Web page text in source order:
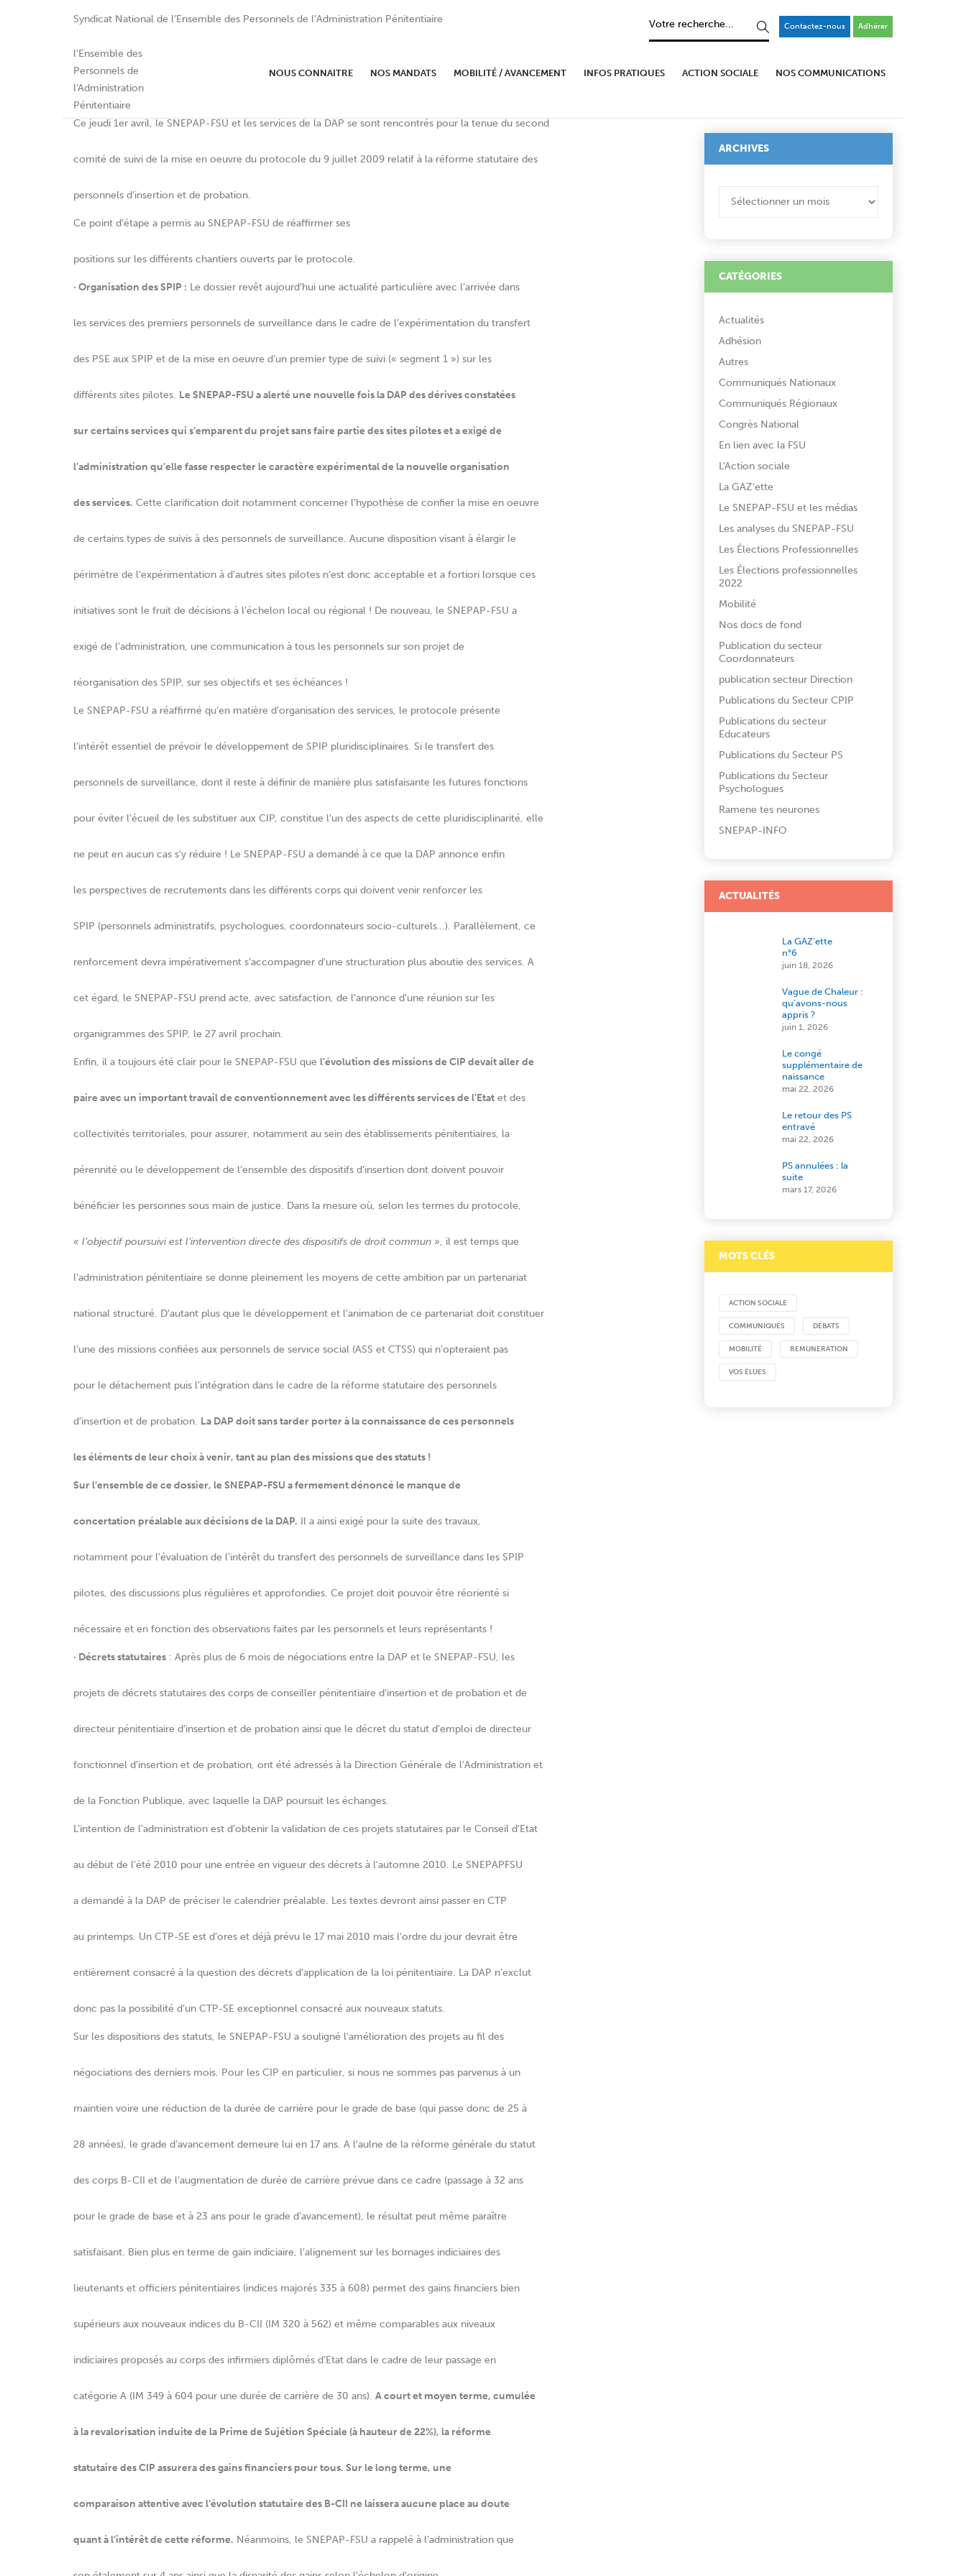
Syndicat National de l’Ensemble des Personnels de l’Administration Pénitentiaire
Contactez-nous Adhérer
NOUS CONNAITRE NOS MANDATS MOBILITÉ / AVANCEMENT INFOS PRATIQUES ACTION SOCIALE NOS COMMUNICATIONS
Comité de Suivi – Protocole SPIP
Ce jeudi 1er avril, le SNEPAP-FSU et les services de la DAP se sont rencontrés pour la tenue du second
comité de suivi de la mise en oeuvre du protocole du 9 juillet 2009 relatif à la réforme statutaire des
personnels d’insertion et de probation.
Ce point d’étape a permis au SNEPAP-FSU de réaffirmer ses
positions sur les différents chantiers ouverts par le protocole.
· Organisation des SPIP : Le dossier revêt aujourd’hui une actualité particulière avec l’arrivée dans
les services des premiers personnels de surveillance dans le cadre de l’expérimentation du transfert
des PSE aux SPIP et de la mise en oeuvre d’un premier type de suivi (« segment 1 ») sur les
différents sites pilotes. Le SNEPAP-FSU a alerté une nouvelle fois la DAP des dérives constatées
sur certains services qui s’emparent du projet sans faire partie des sites pilotes et a exigé de
l’administration qu’elle fasse respecter le caractère expérimental de la nouvelle organisation
des services. Cette clarification doit notamment concerner l’hypothèse de confier la mise en oeuvre
de certains types de suivis à des personnels de surveillance. Aucune disposition visant à élargir le
périmètre de l’expérimentation à d’autres sites pilotes n’est donc acceptable et a fortiori lorsque ces
initiatives sont le fruit de décisions à l’échelon local ou régional ! De nouveau, le SNEPAP-FSU a
exigé de l’administration, une communication à tous les personnels sur son projet de
réorganisation des SPIP, sur ses objectifs et ses échéances !
Le SNEPAP-FSU a réaffirmé qu’en matière d’organisation des services, le protocole présente
l’intérêt essentiel de prévoir le développement de SPIP pluridisciplinaires. Si le transfert des
personnels de surveillance, dont il reste à définir de manière plus satisfaisante les futures fonctions
pour éviter l’écueil de les substituer aux CIP, constitue l’un des aspects de cette pluridisciplinarité, elle
ne peut en aucun cas s’y réduire ! Le SNEPAP-FSU a demandé à ce que la DAP annonce enfin
les perspectives de recrutements dans les différents corps qui doivent venir renforcer les
SPIP (personnels administratifs, psychologues, coordonnateurs socio-culturels…). Parallèlement, ce
renforcement devra impérativement s’accompagner d’une structuration plus aboutie des services. A
cet égard, le SNEPAP-FSU prend acte, avec satisfaction, de l’annonce d’une réunion sur les
organigrammes des SPIP, le 27 avril prochain.
Enfin, il a toujours été clair pour le SNEPAP-FSU que l’évolution des missions de CIP devait aller de
paire avec un important travail de conventionnement avec les différents services de l’Etat et des
collectivités territoriales, pour assurer, notamment au sein des établissements pénitentiaires, la
pérennité ou le développement de l’ensemble des dispositifs d’insertion dont doivent pouvoir
bénéficier les personnes sous main de justice. Dans la mesure où, selon les termes du protocole,
« l’objectif poursuivi est l’intervention directe des dispositifs de droit commun », il est temps que
l’administration pénitentiaire se donne pleinement les moyens de cette ambition par un partenariat
national structuré. D’autant plus que le développement et l’animation de ce partenariat doit constituer
l’une des missions confiées aux personnels de service social (ASS et CTSS) qui n’opteraient pas
pour le détachement puis l’intégration dans le cadre de la réforme statutaire des personnels
d’insertion et de probation. La DAP doit sans tarder porter à la connaissance de ces personnels
les éléments de leur choix à venir, tant au plan des missions que des statuts !
Sur l’ensemble de ce dossier, le SNEPAP-FSU a fermement dénoncé le manque de
concertation préalable aux décisions de la DAP. Il a ainsi exigé pour la suite des travaux,
notamment pour l’évaluation de l’intérêt du transfert des personnels de surveillance dans les SPIP
pilotes, des discussions plus régulières et approfondies. Ce projet doit pouvoir être réorienté si
nécessaire et en fonction des observations faites par les personnels et leurs représentants !
· Décrets statutaires : Après plus de 6 mois de négociations entre la DAP et le SNEPAP-FSU, les
projets de décrets statutaires des corps de conseiller pénitentiaire d’insertion et de probation et de
directeur pénitentiaire d’insertion et de probation ainsi que le décret du statut d’emploi de directeur
fonctionnel d’insertion et de probation, ont été adressés à la Direction Générale de l’Administration et
de la Fonction Publique, avec laquelle la DAP poursuit les échanges.
L’intention de l’administration est d’obtenir la validation de ces projets statutaires par le Conseil d’Etat
au début de l’été 2010 pour une entrée en vigueur des décrets à l’automne 2010. Le SNEPAPFSU
a demandé à la DAP de préciser le calendrier préalable. Les textes devront ainsi passer en CTP
au printemps. Un CTP-SE est d’ores et déjà prévu le 17 mai 2010 mais l’ordre du jour devrait être
entièrement consacré à la question des décrets d’application de la loi pénitentiaire. La DAP n’exclut
donc pas la possibilité d’un CTP-SE exceptionnel consacré aux nouveaux statuts.
Sur les dispositions des statuts, le SNEPAP-FSU a souligné l’amélioration des projets au fil des
négociations des derniers mois. Pour les CIP en particulier, si nous ne sommes pas parvenus à un
maintien voire une réduction de la durée de carrière pour le grade de base (qui passe donc de 25 à
28 années), le grade d’avancement demeure lui en 17 ans. A l’aulne de la réforme générale du statut
des corps B-CII et de l’augmentation de durée de carrière prévue dans ce cadre (passage à 32 ans
pour le grade de base et à 23 ans pour le grade d’avancement), le résultat peut même paraître
satisfaisant. Bien plus en terme de gain indiciaire, l’alignement sur les bornages indiciaires des
lieutenants et officiers pénitentiaires (indices majorés 335 à 608) permet des gains financiers bien
supérieurs aux nouveaux indices du B-CII (IM 320 à 562) et même comparables aux niveaux
indiciaires proposés au corps des infirmiers diplômés d’Etat dans le cadre de leur passage en
catégorie A (IM 349 à 604 pour une durée de carrière de 30 ans). A court et moyen terme, cumulée
à la revalorisation induite de la Prime de Sujétion Spéciale (à hauteur de 22%), la réforme
statutaire des CIP assurera des gains financiers pour tous. Sur le long terme, une
comparaison attentive avec l’évolution statutaire des B-CII ne laissera aucune place au doute
quant à l’intérêt de cette réforme. Néanmoins, le SNEPAP-FSU a rappelé à l’administration que
ARCHIVES
CATÉGORIES
Actualités
Adhésion
Autres
Communiqués Nationaux
Communiqués Régionaux
Congrès National
En lien avec la FSU
L'Action sociale
La GAZ'ette
Le SNEPAP-FSU et les médias
Les analyses du SNEPAP-FSU
Les Élections Professionnelles
Les Élections professionnelles
2022
Mobilité
Nos docs de fond
Publication du secteur
Coordonnateurs
publication secteur Direction
Publications du Secteur CPIP
Publications du secteur
Educateurs
Publications du Secteur PS
Publications du Secteur
Psychologues
Ramene tes neurones
SNEPAP-INFO
ACTUALITÉS
La GAZ’ette
n°6
juin 18, 2026
Vague de Chaleur :
qu’avons-nous
appris ?
juin 1, 2026
Le congé
supplémentaire de
naissance
mai 22, 2026
Le retour des PS
entravé
mai 22, 2026
PS annulées : la
suite
mars 17, 2026
MOTS CLÉS
ACTION SOCIALE
COMMUNIQUÉS DÉBATS
MOBILITÉ REMUNERATION
VOS ÉLUES